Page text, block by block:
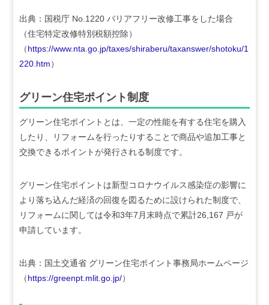
出典：国税庁 No.1220 バリアフリー改修工事をした場合
（住宅特定改修特別税額控除）
（https://www.nta.go.jp/taxes/shiraberu/taxanswer/shotoku/1
220.htm）
グリーン住宅ポイント制度
グリーン住宅ポイントとは、一定の性能を有する住宅を購入
したり、リフォームを行ったりすることで商品や追加工事と
交換できるポイントが発行される制度です。
グリーン住宅ポイントは新型コロナウイルス感染症の影響に
より落ち込んだ経済の回復を図るために設けられた制度で、
リフォームに関しては令和3年7月末時点で累計26,167 戸が
申請しています。
出典：国土交通省 グリーン住宅ポイント事務局ホームページ
（https://greenpt.mlit.go.jp/）